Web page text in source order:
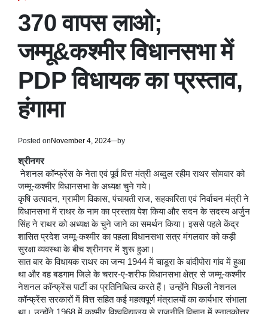
370 वापस लाओ;
जम्मू&कश्मीर विधानसभा में
PDP विधायक का प्रस्ताव,
हंगामा
Posted onNovember 4, 2024 by
श्रीनगर
नेशनल कॉन्फ्रेंस के नेता एवं पूर्व वित्त मंत्री अब्दुल रहीम राथर सोमवार को
जम्मू-कश्मीर विधानसभा के अध्यक्ष चुने गये।
कृषि उत्पादन, ग्रामीण विकास, पंचायती राज, सहकारिता एवं निर्वाचन मंत्री ने
विधानसभा में राथर के नाम का प्रस्ताव पेश किया और सदन के सदस्य अर्जुन
सिंह ने राथर को अध्यक्ष के चुने जाने का समर्थन किया। इससे पहले केंद्र
शासित प्रदेश जम्मू-कश्मीर का पहला विधानसभा सत्र मंगलवार को कड़ी
सुरक्षा व्यवस्था के बीच श्रीनगर में शुरू हुआ।
सात बार के विधायक राथर का जन्म 1944 में चाडूरा के बांदीपोरा गांव में हुआ
था और वह बडगाम जिले के चरार-ए-शरीफ विधानसभा क्षेत्र से जम्मू-कश्मीर
नेशनल कॉन्फ्रेंस पार्टी का प्रतिनिधित्व करते हैं। उन्होंने पिछली नेशनल
कॉन्फ्रेंस सरकारों में वित्त सहित कई महत्वपूर्ण मंत्रालयों का कार्यभार संभाला
था। उन्होंने 1968 में कश्मीर विश्वविद्यालय से राजनीति विज्ञान में स्नातकोत्तर